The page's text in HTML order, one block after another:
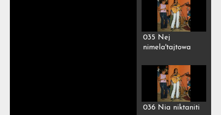
035 Nej
nimela'tajtowa
036 Nia niktaniti